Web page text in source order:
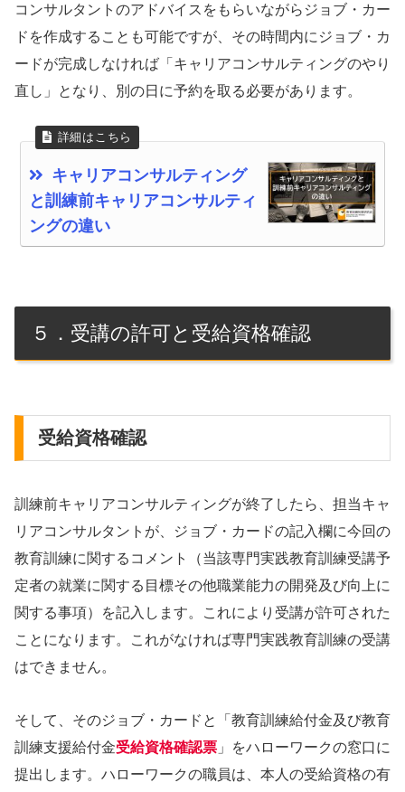
コンサルタントのアドバイスをもらいながらジョブ・カー
ドを作成することも可能ですが、その時間内にジョブ・カ
ードが完成しなければ「キャリアコンサルティングのやり
直し」となり、別の日に予約を取る必要があります。
キャリアコンサルティング
と訓練前キャリアコンサルティ
ングの違い
５．受講の許可と受給資格確認
受給資格確認
訓練前キャリアコンサルティングが終了したら、担当キャ
リアコンサルタントが、ジョブ・カードの記入欄に今回の
教育訓練に関するコメント（当該専門実践教育訓練受講予
定者の就業に関する目標その他職業能力の開発及び向上に
関する事項）を記入します。これにより受講が許可された
ことになります。これがなければ専門実践教育訓練の受講
はできません。
そして、そのジョブ・カードと「教育訓練給付金及び教育
訓練支援給付金受給資格確認票 」をハローワークの窓口に
提出します。ハローワークの職員は、本人の受給資格の有